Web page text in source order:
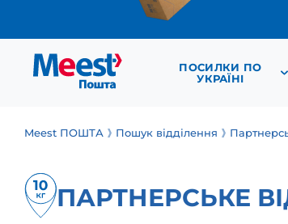
ПОСИЛКИ ПО
УКРАЇНІ
Meest ПОШТА Пошук відділення
ПАРТНЕРСЬКЕ